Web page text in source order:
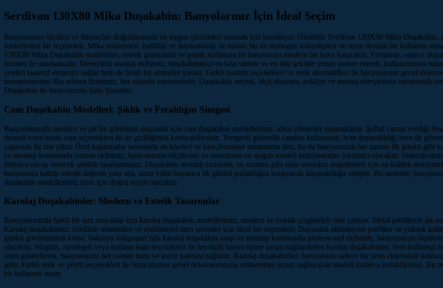
Serdivan 130X80 Mika Duşakabin: Banyolarınız İçin İdeal Seçim
Banyonuzun ölçüleri ve ihtiyaçları doğrultusunda en uygun çözümleri sunmak için buradayız. Özellikle Serdivan 130X80 Mika
fonksiyonel bir seçenektir. Mika malzemesi, hafifliği ve dayanıklılığı ile bilinir, bu da montajını kolaylaştırır ve uzun ömürlü bir kullanım
130X80 Mika Duşakabin modelimiz, estetik görünümü ve pratik kullanımı ile banyonuza modern bir hava katacaktır. Firmamız, sadece
hizmeti de sunmaktadır. Deneyimli montaj ekibimiz, duşakabininizi en kısa sürede ve en titiz şekilde yerine monte ederek, kullanımınıza
yerden tasarruf etmenizi sağlar hem de ferah bir atmosfer yaratır. Farklı tasarım seçenekleri ve renk alternatifleri ile banyonuzun genel
memnuniyetini ilke edinen firmamız, her adımda yanınızdadır. Duşakabin seçimi, ölçü alınması, nakliye ve montaj süreçlerinin
Duşakabin ile banyonuzda farkı hissedin.
Cam Duşakabin Modelleri: Şıklık ve Ferahlığın Simgesi
Banyolarınızda modern ve şık bir görünüm arayanlar için cam duşakabin modellerimiz, ideal çözümler sunmaktadır. Şeffaf camın verdiği
desenli veya buzlu cam seçenekleri ile de gizliliğinizi koruyabilirsiniz. Temperli güvenlik camları kullanarak, hem dayanıklılığı hem de
yapısıyla da öne çıkar. Özel kaplamalar sayesinde su lekeleri ve kireçlenmeler minimuma iner, bu da banyonuzun her zaman ilk günkü gibi
ve montajı konusunda uzman ekibimiz, banyonuzun ölçülerine ve tasarımına en uygun modeli belirlemenize yardımcı olacaktır.
ihtiyaca cevap verecek şekilde tasarlanmıştır. Duşakabin montajı sırasında, su sızıntısı gibi olası sorunları engellemek için en kaliteli
banyonuza kattığı estetik değerin yanı sıra, uzun yıllar boyunca ilk günkü parlaklığını koruyacak dayanıklılığa sahiptir. Bu nedenle,
duşakabin modellerimiz sizin için doğru seçim olacaktır.
Karolaj Duşakabinler: Modern ve Estetik Tasarımlar
Banyolarınızda farklı bir tarz arayanlar için karolaj duşakabin modellerimiz, modern ve estetik çizgileriyle öne çıkıyor. Metal profillerin şık
Karolaj duşakabinler, özellikle minimalist ve endüstriyel tarzı sevenler için ideal bir seçenektir. Dayanıklı alüminyum profiller ve yüksek
günkü görünümünü korur. Sakarya Adapazarı’nda karolaj duşakabin satışı ve montajı konusunda profesyonel ekibimiz, banyonuzun
olacaktır. Sürgülü, menteşeli veya katlanır kapı seçenekleri ile her türlü banyo tipine uyum sağlayabilen karolaj duşakabinler, hem kullanışlı
özen gösterilerek, banyonuzun her zaman kuru ve temiz kalması sağlanır. Karolaj duşakabinler, banyonuza sadece bir ürün eklemekle
gelir. Farklı renk ve profil seçenekleri ile banyonuzun genel dekorasyonuna mükemmel uyum sağlayacak modeli kolayca bulabilirsiniz. Bu
bir kullanım sunar.